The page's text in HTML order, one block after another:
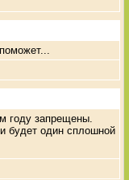
году запрещены.
будет один сплошной